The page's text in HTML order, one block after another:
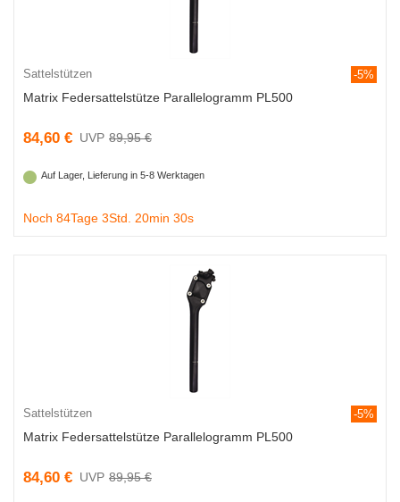
Sattelstützen -5%
Matrix Federsattelstütze Parallelogramm PL500
84,60 € 89,95 €
Auf Lager, Lieferung in 5-8 Werktagen
Noch 84Tage 3Std. 20min 29s
Sattelstützen -5%
Matrix Federsattelstütze Parallelogramm PL500
84,60 € 89,95 €